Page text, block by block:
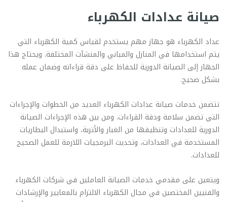
صيانة عدادات الكهرباء
عداد الكهرباء هو جهاز مهم يستخدم لقياس كمية الكهرباء التي
يتم استخدامها في المنازل والمباني والمنشآت المختلفة. ويحتاج هذا
الجهاز إلى الصيانة الدورية للحفاظ على دقة قراءاته وضمان عمله
بشكل صحيح.
تتضمن خدمات صيانة عدادات الكهرباء العديد من الخطوات والإجراءات
التي تضمن سلامة ودقة القراءات. ومن بين هذه الإجراءات الصيانة
الدورية للعدادات وتنظيفها من الغبار والأتربة، واستبدال البطاريات
المستخدمة في العدادات، وتحديث البرمجيات اللازمة للعمل الصحيح
للعدادات.
ويتعين على مقدمي خدمات الصيانة العاملين في شركات الكهرباء
والفنيين المختصين في مجال الكهرباء الالتزام بالمعايير والإرشادات